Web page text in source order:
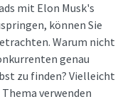
mit Elon Musk's
können Sie
Warum nicht
genau
zu finden? Vielleicht
verwenden